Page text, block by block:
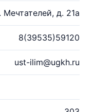
Мечтателей, д. 21а
8(39535)59120
ust-ilim@ugkh.ru